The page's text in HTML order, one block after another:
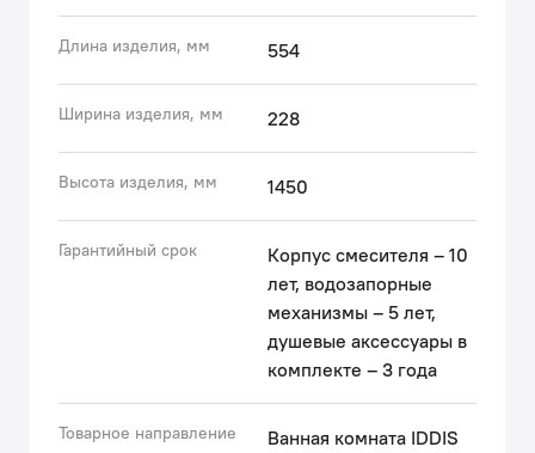
• Покрытие устойчиво к коррозии, появлению
царапин, сколов и потускнению. На протяжении
Гарантия на смесители IDDIS® – 10 лет, на душевые
аксессуары – 3 года.
(с) Авторский текст, ноябрь 2023 г.
Длина изделия, мм 554
Ширина изделия, мм 228
Высота изделия, мм 1450
Гарантийный срок
Корпус смесителя – 10
лет, водозапорные
механизмы – 5 лет,
душевые аксессуары в
комплекте – 3 года
Товарное направление Ванная комната IDDIS